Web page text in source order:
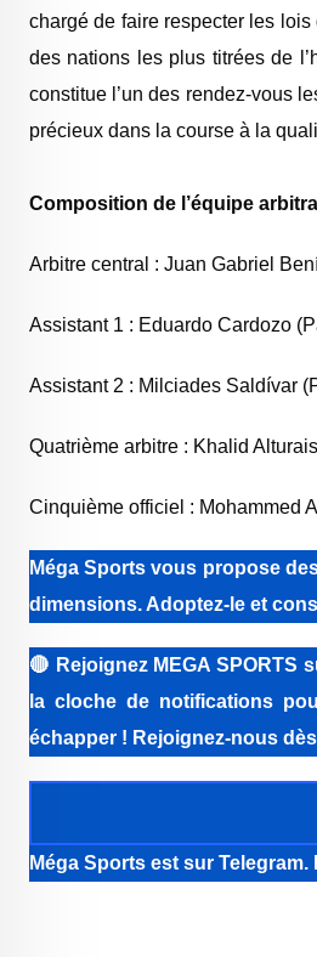
chargé de faire respecter les lois
des nations les plus titrées de
constitue l’un des rendez-vous
précieux dans la course à la
Composition de l’équipe
‎Arbitre central : Juan Gabriel
‎Assistant 1 : Eduardo Cardozo
‎Assistant 2 : Milciades Saldívar
Quatrième arbitre : Khalid
‎Cinquième officiel : Mohammed
Méga Sports vous propose
dimensions. Adoptez-le et
🔴 Rejoignez MEGA
la cloche de notifications
échapper ! Rejoignez-nous
Méga Sports est sur